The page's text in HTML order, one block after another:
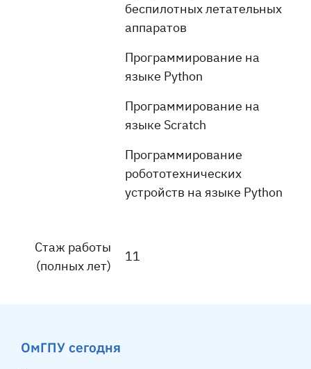
беспилотных летательных
аппаратов
Программирование на
языке Python
Программирование на
языке Scratch
Программирование
робототехнических
устройств на языке Python
Стаж работы
(полных лет)
11
ОмГПУ сегодня